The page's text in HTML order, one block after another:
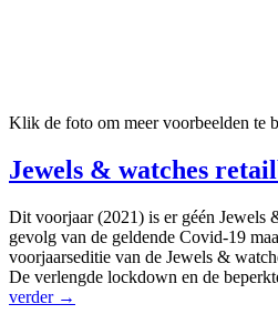
Klik de foto om meer voorbeelden te
Jewels & watches
Dit voorjaar (2021) is er géén Jewels
gevolg van de geldende Covid-19
voorjaarseditie van de Jewels &
De verlengde lockdown en de
verder →